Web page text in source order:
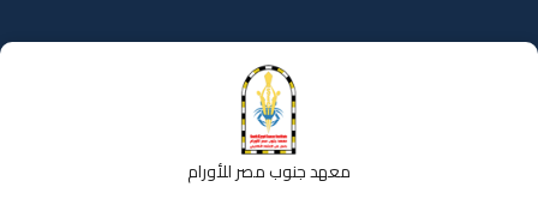
إلى
المحتوى
معهد جنوب مصر للأورام